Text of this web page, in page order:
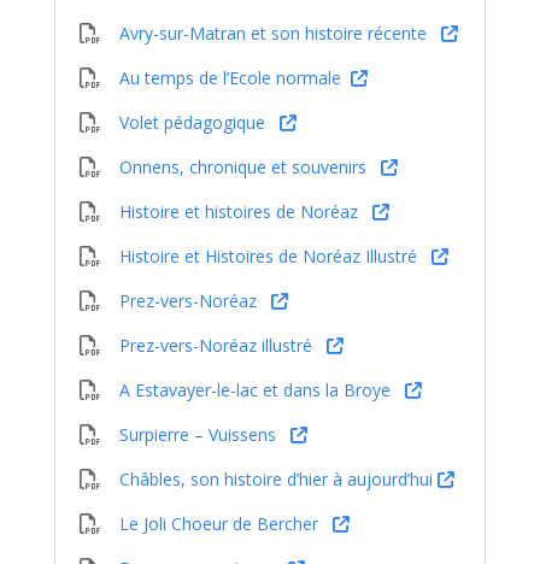
Avry-sur-Matran et son histoire récente
Au temps de l’Ecole normale
Volet pédagogique
Onnens, chronique et souvenirs
Histoire et histoires de Noréaz
Histoire et Histoires de Noréaz Illustré
Prez-vers-Noréaz
Prez-vers-Noréaz illustré
A Estavayer-le-lac et dans la Broye
Surpierre – Vuissens
Châbles, son histoire d’hier à aujourd’hui
Le Joli Choeur de Bercher